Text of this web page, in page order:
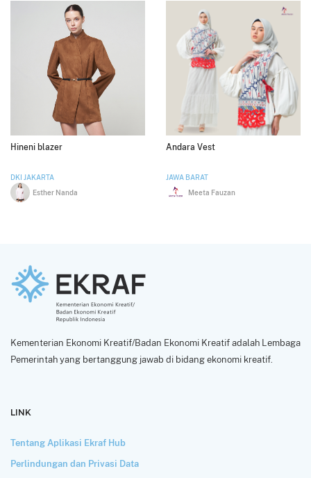
Hineni blazer
DKI JAKARTA
Esther Nanda
Andara Vest
JAWA BARAT
Meeta Fauzan
Kementerian Ekonomi Kreatif/Badan Ekonomi Kreatif adalah Lembaga
Pemerintah yang bertanggung jawab di bidang ekonomi kreatif.
LINK
Tentang Aplikasi Ekraf Hub
Perlindungan dan Privasi Data